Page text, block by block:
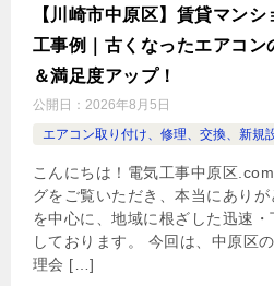
【川崎市中原区】賃貸マン
工事例｜古くなったエアコン
＆満足度アップ！
公開日： 2026年8月5日
エアコン取り付け、修理、交換、新規
こんにちは！電気工事中原区
グをご覧いただき、本当にあり
を中心に、地域に根ざした迅速
しております。 今回は、中原区
理会 […]